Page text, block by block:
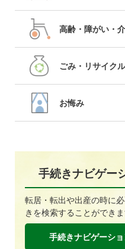
高齢・障がい・
ごみ・リサイクル
お悔み
手続きナビゲー
転居・転出や出産の時に
きを検索することができま
手続きナビゲーシ